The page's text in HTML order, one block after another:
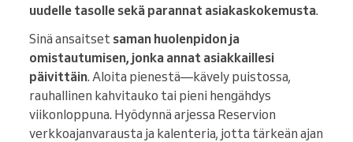
uudelle tasolle sekä parannat asiakaskokemusta.
Sinä ansaitset saman huolenpidon ja
omistautumisen, jonka annat asiakkaillesi
päivittäin. Aloita pienestä—kävely puistossa,
rauhallinen kahvitauko tai pieni hengähdys
viikonloppuna. Hyödynnä arjessa Reservion
verkkoajanvarausta ja kalenteria, jotta tärkeän ajan